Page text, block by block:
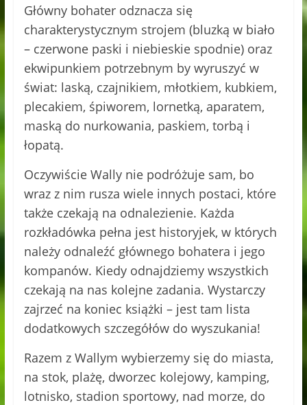
Główny bohater odznacza się
charakterystycznym strojem (bluzką w biało
– czerwone paski i niebieskie spodnie) oraz
ekwipunkiem potrzebnym by wyruszyć w
świat: laską, czajnikiem, młotkiem, kubkiem,
plecakiem, śpiworem, lornetką, aparatem,
maską do nurkowania, paskiem, torbą i
łopatą.
Oczywiście Wally nie podróżuje sam, bo
wraz z nim rusza wiele innych postaci, które
także czekają na odnalezienie. Każda
rozkładówka pełna jest historyjek, w których
należy odnaleźć głównego bohatera i jego
kompanów. Kiedy odnajdziemy wszystkich
czekają na nas kolejne zadania. Wystarczy
zajrzeć na koniec książki – jest tam lista
dodatkowych szczegółów do wyszukania!
Razem z Wallym wybierzemy się do miasta,
na stok, plażę, dworzec kolejowy, kamping,
lotnisko, stadion sportowy, nad morze, do